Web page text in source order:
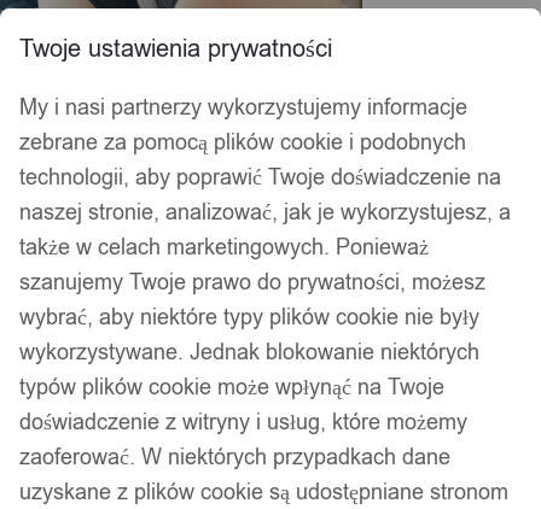
Twoje ustawienia prywatności
My i nasi partnerzy wykorzystujemy informacje
zebrane za pomocą plików cookie i podobnych
technologii, aby poprawić Twoje doświadczenie na
naszej stronie, analizować, jak je wykorzystujesz, a
także w celach marketingowych. Ponieważ
szanujemy Twoje prawo do prywatności, możesz
wybrać, aby niektóre typy plików cookie nie były
wykorzystywane. Jednak blokowanie niektórych
typów plików cookie może wpłynąć na Twoje
doświadczenie z witryny i usług, które możemy
zaoferować. W niektórych przypadkach dane
uzyskane z plików cookie są udostępniane stronom